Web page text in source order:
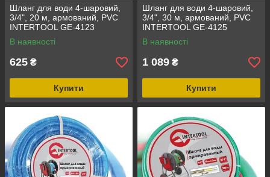
Шланг для води 4-шаровий,
3/4", 20 м, армований, PVC
INTERTOOL GE-4123
В наявності
625 ₴
Купити
Шланг для води 4-шаровий,
3/4", 30 м, армований, PVC
INTERTOOL GE-4125
В наявності
1 089 ₴
Купити